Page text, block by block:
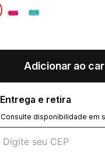
Adicionar ao
Entrega e retira
Consulte disponibilidade em